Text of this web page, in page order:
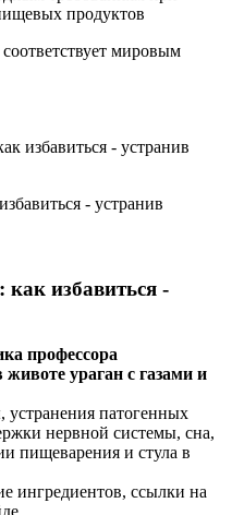
мировым
избавиться - устранив
избавиться -
профессора
ураган с газами и
патогенных
нервной системы, сна,
пищеварения и стула в
ингредиентов, ссылки на